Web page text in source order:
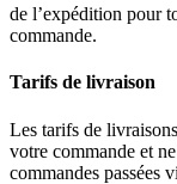
de l’expédition pour
commande.
Tarifs de livraison
Les tarifs de
votre commande et
commandes passées